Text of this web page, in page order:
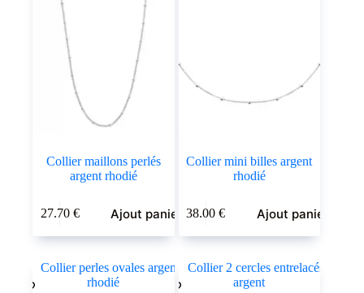
Collier maillons perlés
argent rhodié
27.70 € Ajout panier
Collier mini billes argent
rhodié
38.00€ Ajout panier